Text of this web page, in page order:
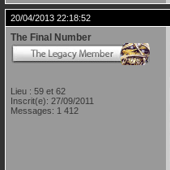
20/04/2013 22:18:52
The Final Number
Lieu : 59 et 62
Inscrit(e): 27/09/2011
Messages: 1 412